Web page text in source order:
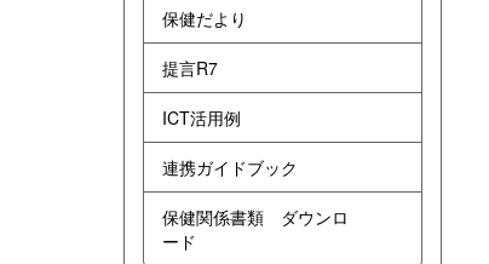
保健だより
提言R7
ICT活用例
連携ガイドブック
保健関係書類 ダウンロ
ード